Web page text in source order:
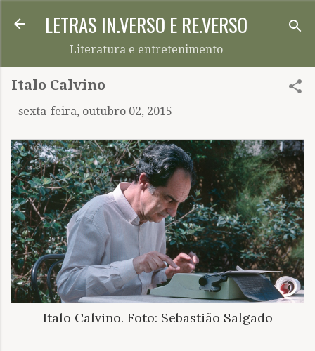
Pular para o conteúdo principal
LETRAS IN.VERSO E RE.VERSO
Literatura e entretenimento
Italo Calvino
- sexta-feira, outubro 02, 2015
Italo Calvino. Foto: Sebastião Salgado